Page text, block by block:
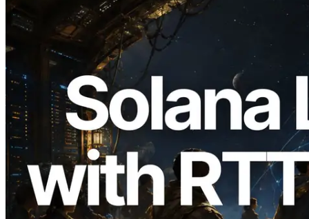
2026.08.05
ERPC amplía la Leader Slot API de
Solana con medición de ping desde 7
regiones globales — También se lanza la
Validators Information API